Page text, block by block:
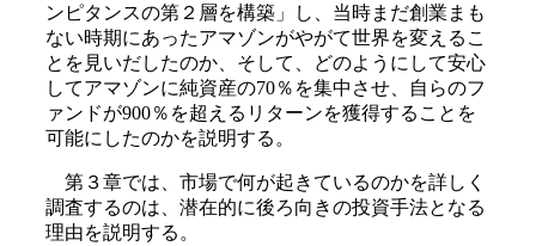
ンピタンスの第２層を構築」し、当時まだ創業まも
ない時期にあったアマゾンがやがて世界を変えるこ
とを見いだしたのか、そして、どのようにして安心
してアマゾンに純資産の70％を集中させ、自らのフ
ァンドが900％を超えるリターンを獲得することを
可能にしたのかを説明する。
第３章では、市場で何が起きているのかを詳しく
調査するのは、潜在的に後ろ向きの投資手法となる
理由を説明する。